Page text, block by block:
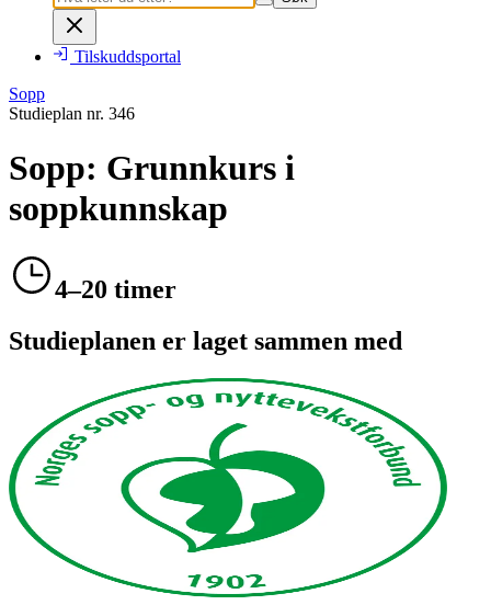
Tilskuddsportal
Sopp
Studieplan nr. 346
Sopp: Grunnkurs i
soppkunnskap
4–20 timer
Studieplanen er laget sammen med